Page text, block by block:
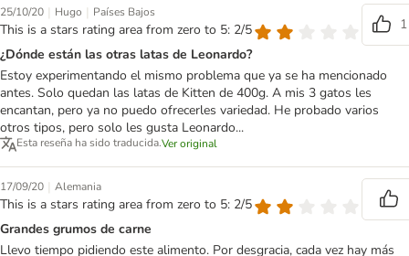
25/10/20 | Hugo | Países Bajos
This is a stars rating area from zero to 5: 2/5
1
¿Dónde están las otras latas de Leonardo?
Estoy experimentando el mismo problema que ya se ha mencionado
antes. Solo quedan las latas de Kitten de 400g. A mis 3 gatos les
encantan, pero ya no puedo ofrecerles variedad. He probado varios
otros tipos, pero solo les gusta Leonardo...
Esta reseña ha sido traducida.Ver original
17/09/20 | Alemania
This is a stars rating area from zero to 5: 2/5
Grandes grumos de carne
Llevo tiempo pidiendo este alimento. Por desgracia, cada vez hay más